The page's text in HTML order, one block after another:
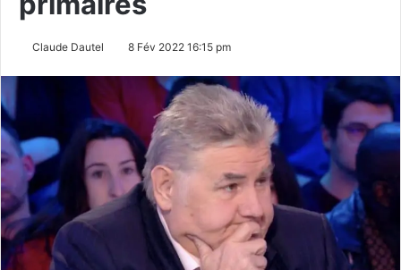
Claude Dautel 8 Fév 2022 16:15 pm